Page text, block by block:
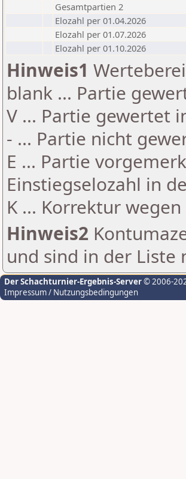
Gesamtpartien 2
Elozahl per 01.04.2026
Elozahl per 01.07.2026
Elozahl per 01.10.2026
Hinweis1
blank ... Partie
V ... Partie gewertet
- ... Partie nicht
E ... Partie
Einstiegselozahl in
K ... Korrektur
Hinweis2
und sind in der Liste
Der Schachturnier-Ergebnis-Server© 2006-
Impressum / Nutzungsbedingungen